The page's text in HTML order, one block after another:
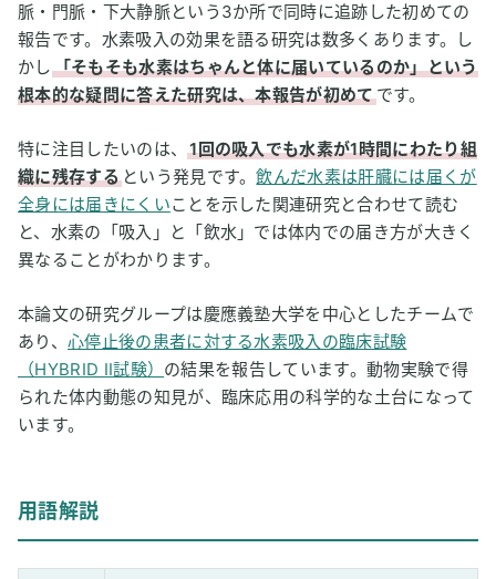
脈・門脈・下大静脈という3か所で同時に追跡した初めての
報告です。水素吸入の効果を語る研究は数多くあります。し
かし「そもそも水素はちゃんと体に届いているのか」という
根本的な疑問に答えた研究は、本報告が初めてです。
特に注目したいのは、1回の吸入でも水素が1時間にわたり組
織に残存するという発見です。飲んだ水素は肝臓には届くが
全身には届きにくいことを示した関連研究と合わせて読む
と、水素の「吸入」と「飲水」では体内での届き方が大きく
異なることがわかります。
本論文の研究グループは慶應義塾大学を中心としたチームで
あり、 心停止後の患者に対する水素吸入の臨床試験
（HYBRID II試験） の結果を報告しています。動物実験で得
られた体内動態の知見が、臨床応用の科学的な土台になって
います。
用語解説